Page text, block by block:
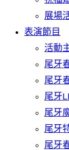
展場
表演節目
活動
尾牙
尾牙
尾牙
尾牙
尾牙
尾牙